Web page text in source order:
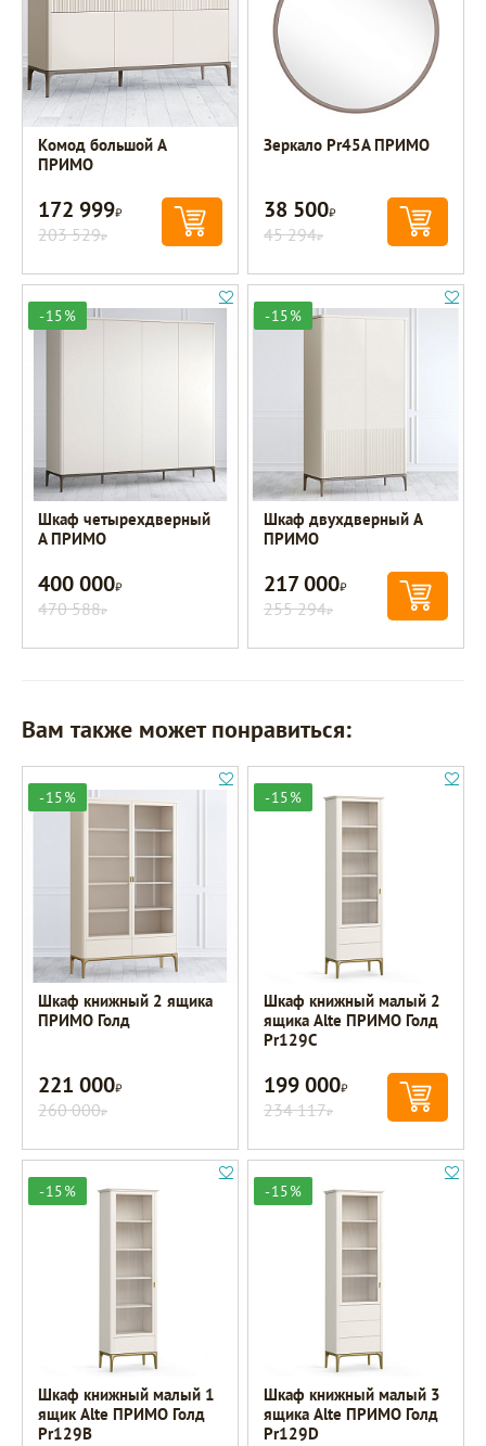
Комод большой A
ПРИМО
172 999Р
203 529Р
Зеркало Pr45A ПРИМО
38 500Р
45 294Р
-15%
Шкаф четырехдверный
A ПРИМО
400 000Р
470 588Р
-15%
Шкаф двухдверный A
ПРИМО
217 000Р
255 294Р
Вам также может понравиться:
-15%
Шкаф книжный 2 ящика
ПРИМО Голд
221 000Р
260 000Р
-15%
Шкаф книжный малый 2
ящика Alte ПРИМО Голд
Pr129C
199 000Р
234 117Р
-15%
Шкаф книжный малый 1
ящик Alte ПРИМО Голд
Pr129B
-15%
Шкаф книжный малый 3
ящика Alte ПРИМО Голд
Pr129D